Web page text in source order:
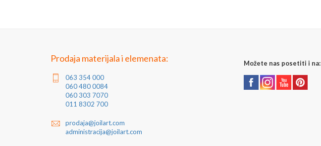
Prodaja materijala i elemenata:
063 354 000
060 480 0084
060 303 7070
011 8302 700
prodaja@joilart.com
administracija@joilart.com
Možete nas posetiti i na: